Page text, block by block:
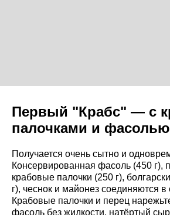
Первый "Крабс" — с
палочками и фасолью
Получается очень сытно и
Консервированная фасоль (450 г),
крабовые палочки (250 г),
г), чеснок и майонез соединяются в
Крабовые палочки и перец
фасоль без жидкости, натёртый